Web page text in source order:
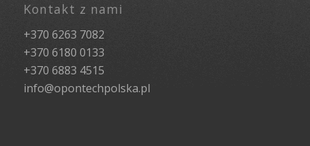
Kontakt z nami
+370 6263 7082
+370 6180 0133
+370 6883 4515
info@opontechpolska.pl